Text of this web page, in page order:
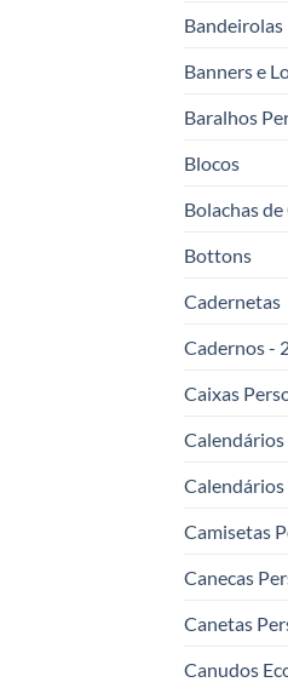
Bandeirolas
Banners e
Baralhos
Blocos
Bolachas
Bottons
Cadernetas
Cadernos -
Caixas
Camisetas
Canecas
Canetas
Canudos